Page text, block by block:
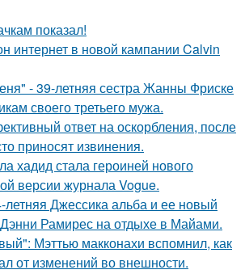
показал!
интернет в новой кампании Calvin
- 39-летняя сестра Жанны Фриске
своего третьего мужа.
ответ на оскорбления, после
приносят извинения.
хадид стала героиней нового
версии журнала Vogue.
летняя Джессика альба и ее новый
Рамирес на отдыхе в Майами.
Мэттью макконахи вспомнил, как
от изменений во внешности.